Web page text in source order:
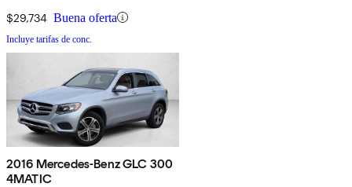
$29,734 Buena oferta
Incluye tarifas de conc.
2016 Mercedes-Benz GLC 300
4MATIC